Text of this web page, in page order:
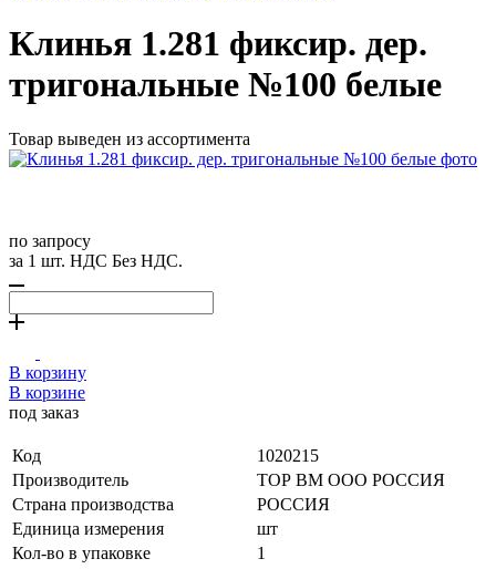
Клинья 1.281 фиксир. дер.
тригональные №100 белые
Товар выведен из ассортимента
по запросу
за 1 шт. НДС Без НДС.
В корзину
В корзине
под заказ
Код
1020215
Производитель
ТОР ВМ ООО РОССИЯ
Страна производства
РОССИЯ
Единица измерения
шт
Кол-во в упаковке
1